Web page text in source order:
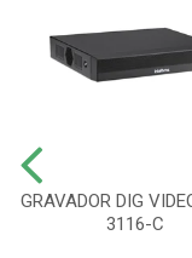
GRAVADOR DIG
3116-C